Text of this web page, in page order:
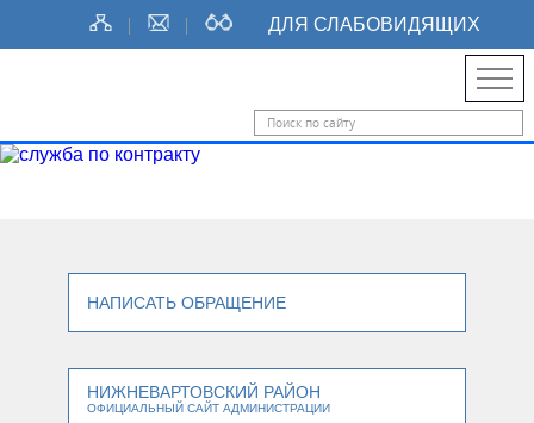
ДЛЯ СЛАБОВИДЯЩИХ
НАПИСАТЬ ОБРАЩЕНИЕ
НИЖНЕВАРТОВСКИЙ РАЙОН
ОФИЦИАЛЬНЫЙ САЙТ АДМИНИСТРАЦИИ